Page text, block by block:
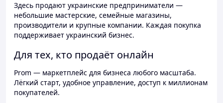
Здесь продают украинские предприниматели —
небольшие мастерские, семейные магазины,
производители и крупные компании. Каждая покупка
поддерживает украинский бизнес.
Для тех, кто продаёт онлайн
Prom — маркетплейс для бизнеса любого масштаба.
Лёгкий старт, удобное управление, доступ к миллионам
покупателей.